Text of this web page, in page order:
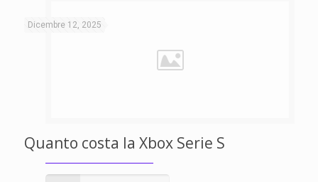
Dicembre 12, 2025
Quanto costa la Xbox Serie S